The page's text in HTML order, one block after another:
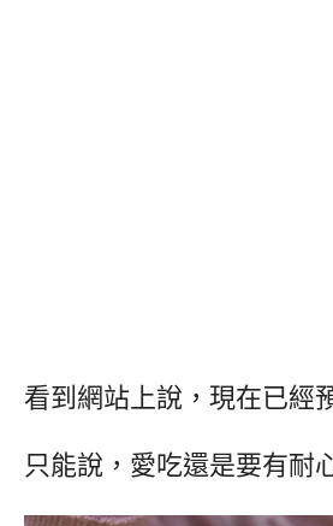
看到網站上說，現在已經
只能說，愛吃還是要有耐